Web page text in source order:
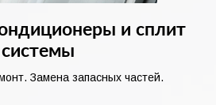
и сплит
системы
Замена запасных частей.